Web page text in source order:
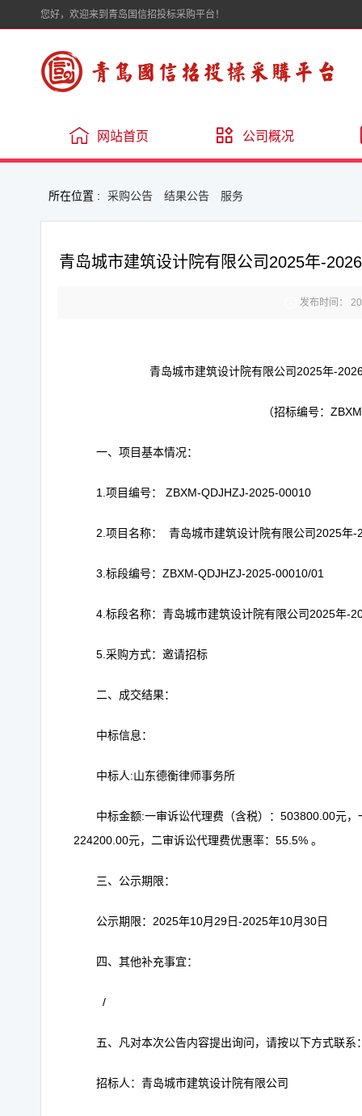
您好，欢迎来到青岛国信招投标采购平台！
网站首页 公司概况
所在位置 : 采购公告 结果公告 服务
青岛城市建筑设计院有限公司2025年-
发布时间：
青岛城市建筑设计院有限公司2025年-
（招标编号：
一、项目基本情况：
1.项目编号： ZBXM-QDJHZJ-2025-00010
2.项目名称： 青岛城市建筑设计院有限公司2025
3.标段编号：ZBXM-QDJHZJ-2025-00010/01
4.标段名称：青岛城市建筑设计院有限公司2025年-
5.采购方式：邀请招标
二、成交结果：
中标信息：
中标人:山东德衡律师事务所
中标金额:一审诉讼代理费（含税）：503800.00元
224200.00元，二审诉讼代理费优惠率
三、公示期限：
公示期限：2025年10月29日-2025年10月30日
四、其他补充事宜：
/
五、凡对本次公告内容提出询问，请按以下方式联系
招标人：青岛城市建筑设计院有限公司